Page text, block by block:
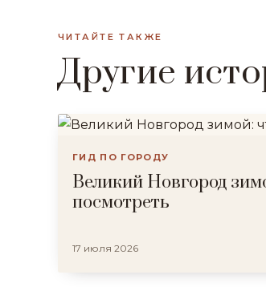
ЧИТАЙТЕ ТАКЖЕ
Другие
ГИД ПО ГОРОДУ
Великий Новгород
посмотреть
17 июля 2026